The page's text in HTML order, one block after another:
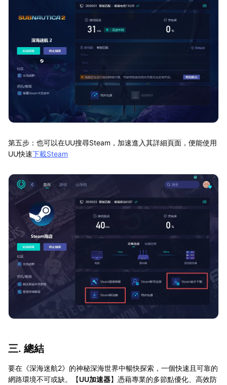
第五步：也可以在UU搜尋Steam，加速進入其詳細頁面，便能使用
UU快速下載Steam
三. 總結
要在《深海迷航2》的神秘深海世界中暢快探索，一個快速且可靠的
網路環境不可或缺。【UU加速器】憑藉專業的多節點優化、高效防